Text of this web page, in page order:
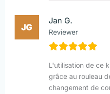
Jan G.
Reviewer
L'utilisation de ce
grâce au rouleau
changement de